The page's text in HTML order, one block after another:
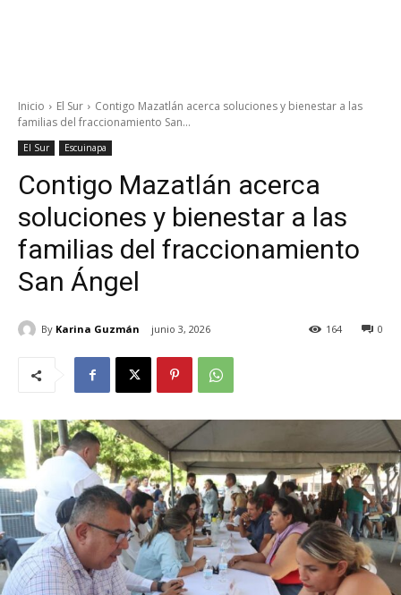
Inicio El Sur
Contigo Mazatlán acerca soluciones y bienestar a las
familias del fraccionamiento San...
El Sur Escuinapa
Contigo Mazatlán acerca
soluciones y bienestar a las
familias del fraccionamiento
San Ángel
By Karina Guzmán junio 3, 2026 0
164